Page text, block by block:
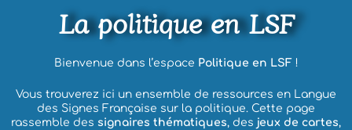
La politique en LSF
Bienvenue dans l’espace Politique en LSF!
Vous trouverez ici un ensemble de ressources en Langue
des Signes Française sur la politique. Cette page
rassemble des signaires thématiques, des jeux de cartes,